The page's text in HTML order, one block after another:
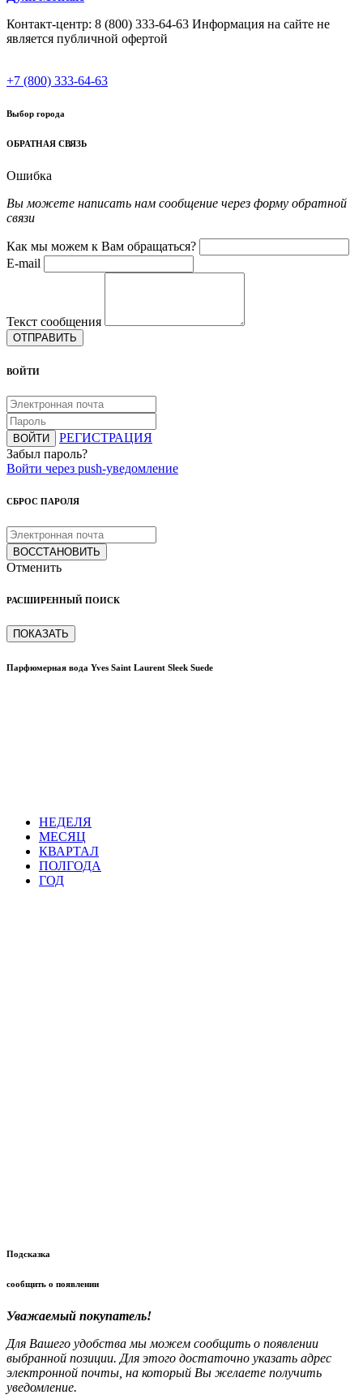
Контакт-центр: 8 (800) 333-64-63 Информация на сайте не
является публичной офертой
+7 (800) 333-64-63
Выбор города
ОБРАТНАЯ СВЯЗЬ
Ошибка
Вы можете написать нам сообщение через форму обратной
связи
Как мы можем к Вам обращаться?
E-mail
Текст сообщения
ОТПРАВИТЬ
ВОЙТИ
ВОЙТИ
РЕГИСТРАЦИЯ
Забыл пароль?
Войти через push-уведомление
СБРОС ПАРОЛЯ
ВОССТАНОВИТЬ
Отменить
РАСШИРЕННЫЙ ПОИСК
ПОКАЗАТЬ
Парфюмерная вода Yves Saint Laurent Sleek Suede
НЕДЕЛЯ
МЕСЯЦ
КВАРТАЛ
ПОЛГОДА
ГОД
Подсказка
сообщить о появлении
Уважаемый покупатель!
Для Вашего удобства мы можем сообщить о появлении
выбранной позиции. Для этого достаточно указать адрес
электронной почты, на который Вы желаете получить
уведомление.